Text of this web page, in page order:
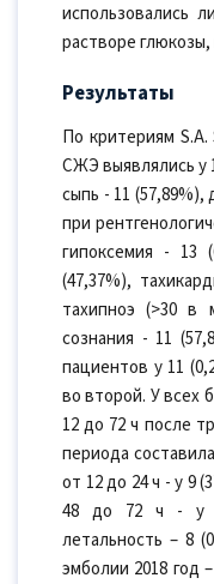
использовались
растворе глюкозы,
Результаты
По критериям
СЖЭ выявлялись у
сыпь - 11
при
гипоксемия - 13
(47,37%),
тахипноэ (>30 в
сознания - 11
пациентов у 11
во второй. У всех
12 до 72 ч после
периода
от 12 до 24 ч - у 9
48 до 72 ч - у 2
летальность – 8
эмболии 2018 год